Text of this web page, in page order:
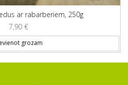
ar rabarberiem, 250g
7,90 €
grozam